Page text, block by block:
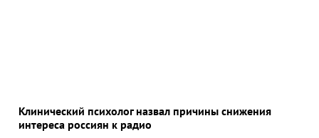
Клинический психолог назвал причины снижения
интереса россиян к радио